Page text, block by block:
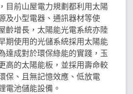
目前山屋電力規劃都利用太陽
及小型電器、通訊器材等使
齡增長，太陽能光電系統亦陸
期使用的光儲系統採用太陽能
達成對於環保綠能的實踐，玉
高的太陽能板，並採用壽命較
保、且無記憶效應、低放電
電池儲能設備。